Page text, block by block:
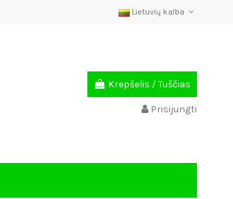
Lietuvių kalba
Krepšelis /Tuščias
Prisijungti